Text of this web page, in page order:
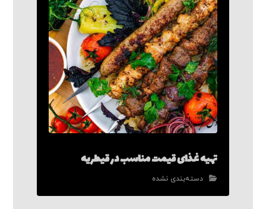
تهیه غذای قیمت مناسب در قیطریه
دسته‌بندی نشده